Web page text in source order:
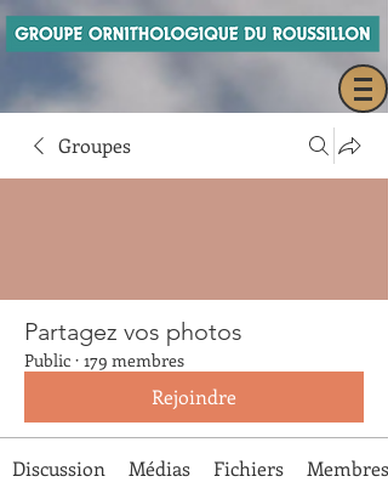
Groupes
Partagez vos photos
Public · 179 membres
Rejoindre
Discussion Médias Fichiers Membres